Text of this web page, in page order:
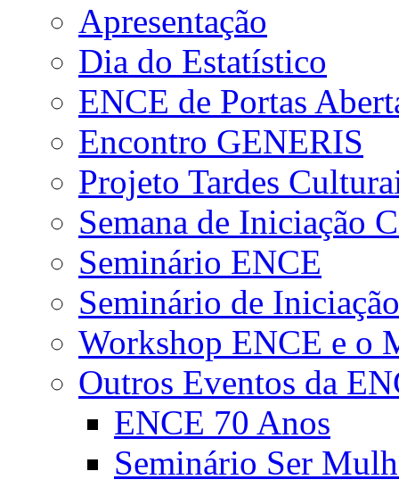
Apresentação
Dia do Estatístico
ENCE de Portas
Encontro GENERIS
Projeto Tardes
Semana de Iniciação
Seminário ENCE
Seminário de
Workshop ENCE e o
Outros Eventos da
ENCE 70 Anos
Seminário Ser